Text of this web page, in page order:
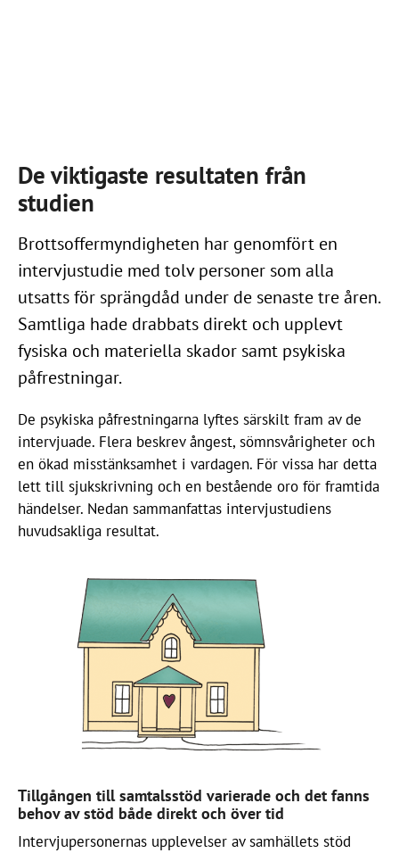
De viktigaste resultaten från
studien
Brottsoffermyndigheten har genomfört en
intervjustudie med tolv personer som alla
utsatts för sprängdåd under de senaste tre åren.
Samtliga hade drabbats direkt och upplevt
fysiska och materiella skador samt psykiska
påfrestningar.
De psykiska påfrestningarna lyftes särskilt fram av de
intervjuade. Flera beskrev ångest, sömnsvårigheter och
en ökad misstänksamhet i vardagen. För vissa har detta
lett till sjukskrivning och en bestående oro för framtida
händelser. Nedan sammanfattas intervjustudiens
huvudsakliga resultat.
Tillgången till samtalsstöd varierade och det fanns
behov av stöd både direkt och över tid
Intervjupersonernas upplevelser av samhällets stöd